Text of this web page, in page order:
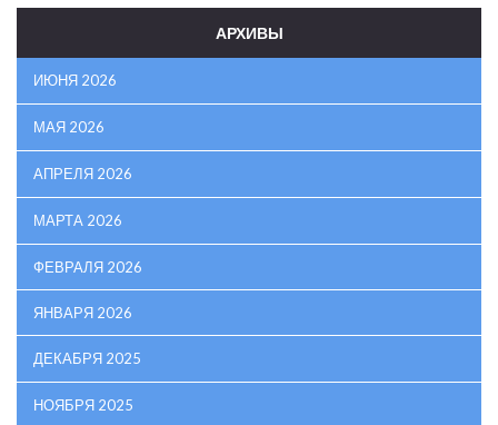
АРХИВЫ
ИЮНЯ 2026
МАЯ 2026
АПРЕЛЯ 2026
МАРТА 2026
ФЕВРАЛЯ 2026
ЯНВАРЯ 2026
ДЕКАБРЯ 2025
НОЯБРЯ 2025